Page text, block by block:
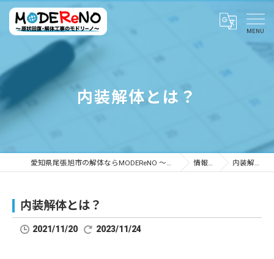
内装解体とは？
愛知県尾張旭市の解体ならMODEReNO ～原状回復・解体工事のモドリーノ～ 情報ブログ 内装解体とは？
内装解体とは？
2021/11/20 2023/11/24